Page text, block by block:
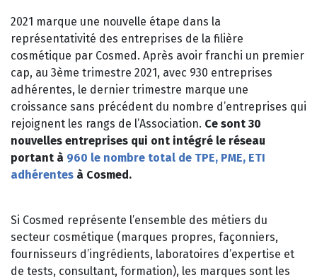
2021 marque une nouvelle étape dans la
représentativité des entreprises de la filière
cosmétique par Cosmed. Après avoir franchi un premier
cap, au 3ème trimestre 2021, avec 930 entreprises
adhérentes, le dernier trimestre marque une
croissance sans précédent du nombre d’entreprises qui
rejoignent les rangs de l’Association. Ce sont 30
nouvelles entreprises qui ont intégré le réseau
portant à 960 le nombre total de TPE, PME, ETI
adhérentes à Cosmed.
Si Cosmed représente l’ensemble des métiers du
secteur cosmétique (marques propres, façonniers,
fournisseurs d’ingrédients, laboratoires d’expertise et
de tests, consultant, formation), les marques sont les